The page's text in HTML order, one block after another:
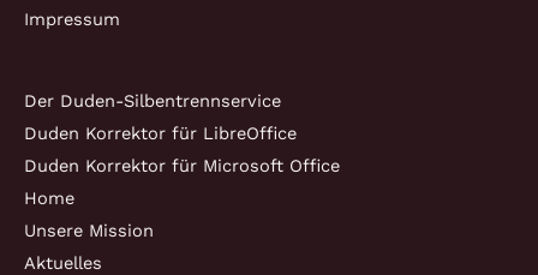
Impressum
Der Duden-Silbentrennservice
Duden Korrektor für LibreOffice
Duden Korrektor für Microsoft Office
Home
Unsere Mission
Aktuelles